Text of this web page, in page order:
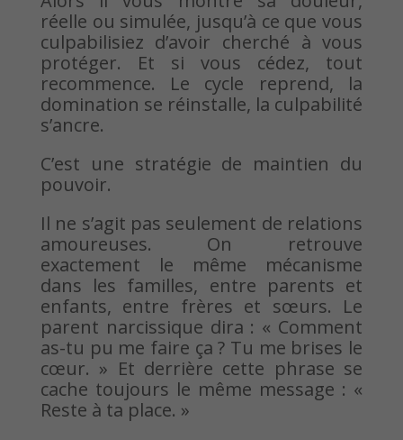
réelle ou simulée, jusqu’à ce que vous
culpabilisiez d’avoir cherché à vous
protéger. Et si vous cédez, tout
recommence. Le cycle reprend, la
domination se réinstalle, la culpabilité
s’ancre.
C’est une stratégie de maintien du
pouvoir.
Il ne s’agit pas seulement de relations
amoureuses. On retrouve
exactement le même mécanisme
dans les familles, entre parents et
enfants, entre frères et sœurs. Le
parent narcissique dira : « Comment
as-tu pu me faire ça ? Tu me brises le
cœur. » Et derrière cette phrase se
cache toujours le même message : «
Reste à ta place. »